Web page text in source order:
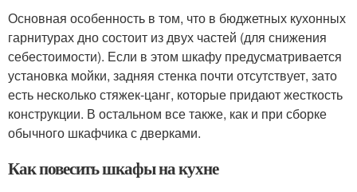
Основная особенность в том, что в бюджетных кухонных
гарнитурах дно состоит из двух частей (для снижения
себестоимости). Если в этом шкафу предусматривается
установка мойки, задняя стенка почти отсутствует, зато
есть несколько стяжек-цанг, которые придают жесткость
конструкции. В остальном все также, как и при сборке
обычного шкафчика с дверками.
Как повесить шкафы на кухне